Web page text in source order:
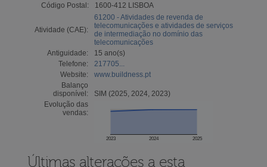
Código Postal: 1600-412 LISBOA
Atividade (CAE):
61200 - Atividades de revenda de
telecomunicações e atividades de serviços
de intermediação no domínio das
telecomunicações
Antiguidade:
15 ano(s)
Telefone:
217705...
Website:
www.buildness.pt
Balanço
disponível:
SIM (2025, 2024, 2023)
Evolução das
vendas:
2023 2024 2025
Últimas alterações a esta